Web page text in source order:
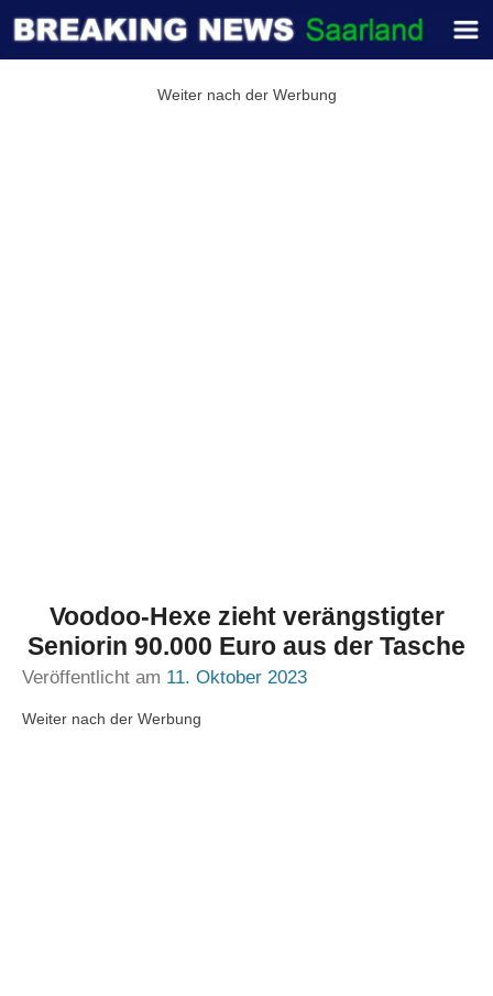
Weiter nach der Werbung
Voodoo-Hexe zieht verängstigter
Seniorin 90.000 Euro aus der Tasche
Veröffentlicht am 11. Oktober 2023
Weiter nach der Werbung